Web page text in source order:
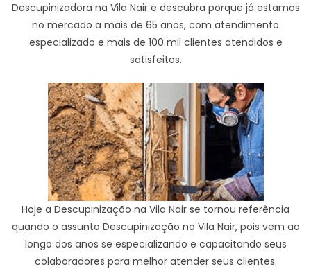
Descupinizadora na Vila Nair e descubra porque já estamos
no mercado a mais de 65 anos, com atendimento
especializado e mais de 100 mil clientes atendidos e
satisfeitos.
Hoje a Descupinização na Vila Nair se tornou referência
quando o assunto Descupinização na Vila Nair, pois vem ao
longo dos anos se especializando e capacitando seus
colaboradores para melhor atender seus clientes.